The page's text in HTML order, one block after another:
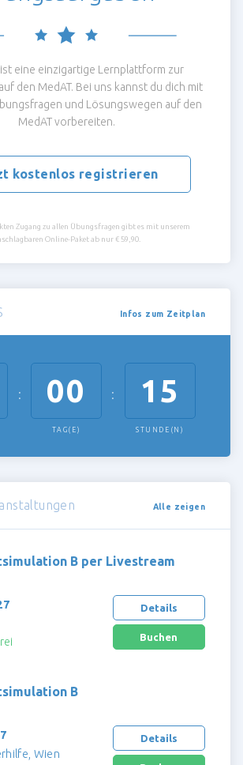
eine einzigartige Lernplattform zur
den MedAT. Bei uns kannst du dich mit
und Lösungswegen auf den
MedAT vorbereiten.
kostenlos registrieren
Zugang zu allen Übungsfragen gibt es mit unserem
Online-Paket ab nur € 59,90.
Infos zum Zeitplan
: 00
TAG(E)
: 15
STUNDE(N)
Alle zeigen
B per Livestream
Details
B
Wien
Details